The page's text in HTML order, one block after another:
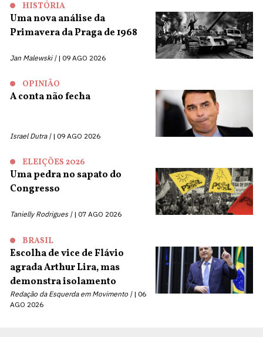
HISTÓRIA
Uma nova análise da
Primavera da Praga de 1968
Jan Malewski | 09 AGO 2026
OPINIÃO
A conta não fecha
Israel Dutra | 09 AGO 2026
ELEIÇÕES 2026
Uma pedra no sapato do
Congresso
Tanielly Rodrigues | 07 AGO 2026
BRASIL
Escolha de vice de Flávio
agrada Arthur Lira, mas
demonstra isolamento
Redação da Esquerda em Movimento |
06
AGO 2026